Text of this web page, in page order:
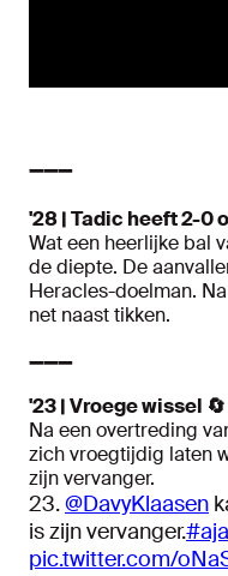
➖➖➖
'28 | Tadic heeft 2-0
Wat een heerlijke bal
de diepte. De
Heracles-doelman.
net naast tikken.
➖➖➖
'23 | Vroege wissel 🔄
Na een overtreding
zich vroegtijdig laten
zijn vervanger.
23.@DavyKlaasen
is zijn vervanger.
pic.twitter.com/